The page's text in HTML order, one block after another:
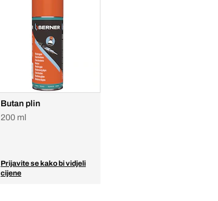
Butan plin
200 ml
Prijavite se kako bi vidjeli
cijene